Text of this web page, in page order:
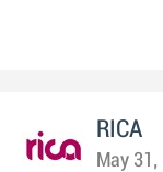
RICA
May